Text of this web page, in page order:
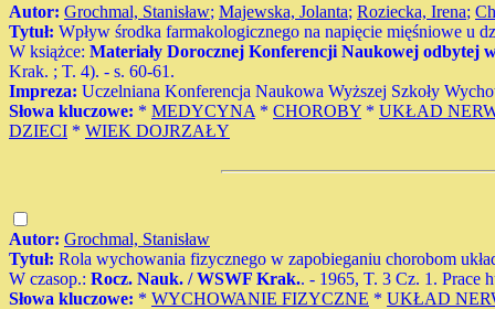
Autor: Grochmal, Stanisław; Majewska, Jolanta; Roziecka, Irena;
Tytuł: Wpływ środka farmakologicznego na napięcie mięśniowe u
W książce: Materiały Dorocznej Konferencji Naukowej odbytej
Krak. ; T. 4). - s. 60-61.
Impreza: Uczelniana Konferencja Naukowa Wyższej Szkoły
Słowa kluczowe: * MEDYCYNA * CHOROBY * UKŁAD
DZIECI * WIEK DOJRZAŁY
Autor: Grochmal, Stanisław
Tytuł: Rola wychowania fizycznego w zapobieganiu chorobom
W czasop.: Rocz. Nauk. / WSWF Krak.. - 1965, T. 3 Cz. 1. Prace
Słowa kluczowe: * WYCHOWANIE FIZYCZNE * UKŁAD